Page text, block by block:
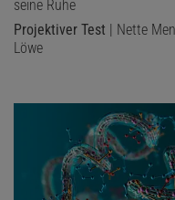
seine Ruhe
Projektiver Test | Nette
Löwe